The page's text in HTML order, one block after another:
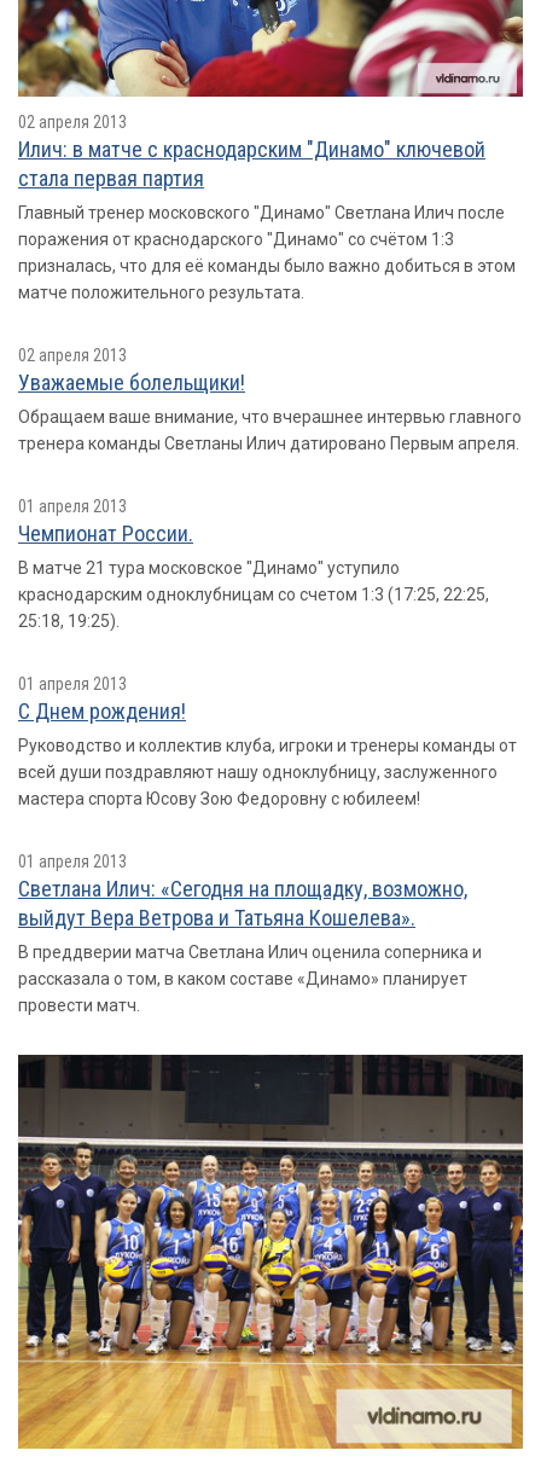
02 апреля 2013
Илич: в матче с краснодарским "Динамо" ключевой
стала первая партия
Главный тренер московского "Динамо" Светлана Илич после
поражения от краснодарского "Динамо" со счётом 1:3
призналась, что для её команды было важно добиться в этом
матче положительного результата.
02 апреля 2013
Уважаемые болельщики!
Обращаем ваше внимание, что вчерашнее интервью главного
тренера команды Светланы Илич датировано Первым апреля.
01 апреля 2013
Чемпионат России.
В матче 21 тура московское "Динамо" уступило
краснодарским одноклубницам со счетом 1:3 (17:25, 22:25,
25:18, 19:25).
01 апреля 2013
С Днем рождения!
Руководство и коллектив клуба, игроки и тренеры команды от
всей души поздравляют нашу одноклубницу, заслуженного
мастера спорта Юсову Зою Федоровну с юбилеем!
01 апреля 2013
Светлана Илич: «Сегодня на площадку, возможно,
выйдут Вера Ветрова и Татьяна Кошелева».
В преддверии матча Светлана Илич оценила соперника и
рассказала о том, в каком составе «Динамо» планирует
провести матч.